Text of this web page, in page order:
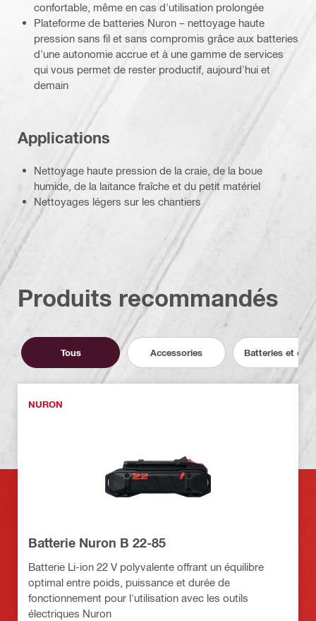
confortable, même en cas d'utilisation prolongée
Plateforme de batteries Nuron – nettoyage haute
pression sans fil et sans compromis grâce aux batteries
d'une autonomie accrue et à une gamme de services
qui vous permet de rester productif, aujourd'hui et
demain
Applications
Nettoyage haute pression de la craie, de la boue
humide, de la laitance fraîche et du petit matériel
Nettoyages légers sur les chantiers
Produits recommandés
Tous Accessories Batteries et
NURON
Batterie Nuron B 22-85
Batterie Li-ion 22 V polyvalente offrant un équilibre
optimal entre poids, puissance et durée de
fonctionnement pour l'utilisation avec les outils
électriques Nuron